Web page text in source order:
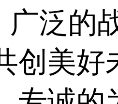
广泛的
创美好